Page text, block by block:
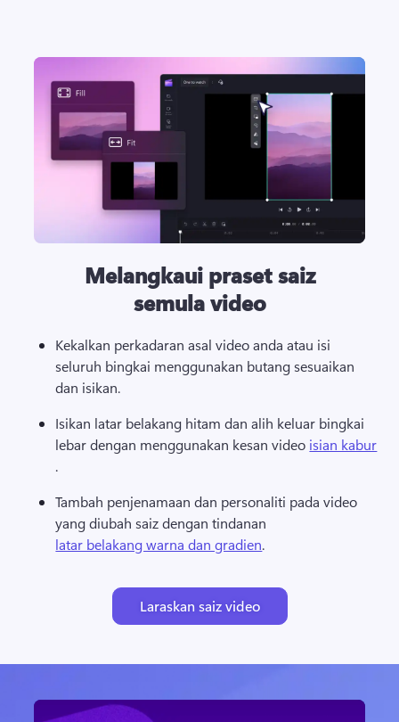
Melangkaui praset saiz
semula video
Kekalkan perkadaran asal video anda atau isi
seluruh bingkai menggunakan butang sesuaikan
dan isikan.
Isikan latar belakang hitam dan alih keluar bingkai
lebar dengan menggunakan kesan video isian kabur
.
Tambah penjenamaan dan personaliti pada video
yang diubah saiz dengan tindanan
latar belakang warna dan gradien.
Laraskan saiz video